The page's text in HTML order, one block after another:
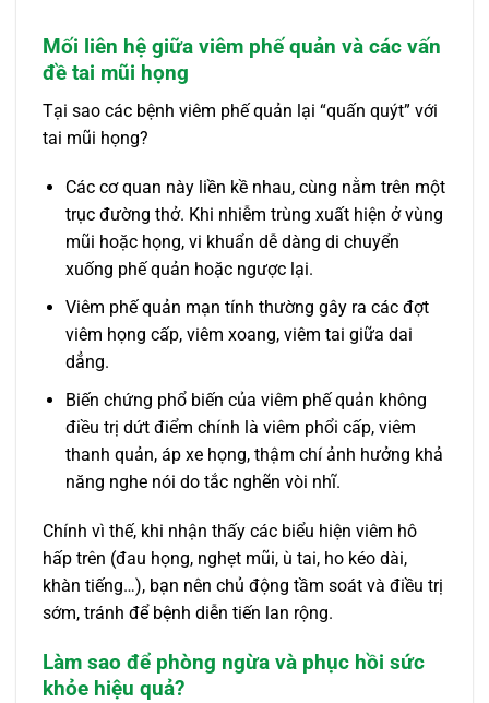
Mối liên hệ giữa viêm phế quản và các vấn
đề tai mũi họng
Tại sao các bệnh viêm phế quản lại “quấn quýt” với
tai mũi họng?
Các cơ quan này liền kề nhau, cùng nằm trên một
trục đường thở. Khi nhiễm trùng xuất hiện ở vùng
mũi hoặc họng, vi khuẩn dễ dàng di chuyển
xuống phế quản hoặc ngược lại.
Viêm phế quản mạn tính thường gây ra các đợt
viêm họng cấp, viêm xoang, viêm tai giữa dai
dẳng.
Biến chứng phổ biến của viêm phế quản không
điều trị dứt điểm chính là viêm phổi cấp, viêm
thanh quản, áp xe họng, thậm chí ảnh hưởng khả
năng nghe nói do tắc nghẽn vòi nhĩ.
Chính vì thế, khi nhận thấy các biểu hiện viêm hô
hấp trên (đau họng, nghẹt mũi, ù tai, ho kéo dài,
khàn tiếng…), bạn nên chủ động tầm soát và điều trị
sớm, tránh để bệnh diễn tiến lan rộng.
Làm sao để phòng ngừa và phục hồi sức
khỏe hiệu quả?